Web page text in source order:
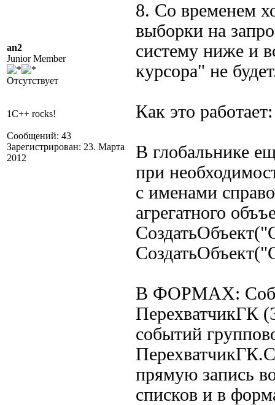
an2
Junior Member
Отсутствует
1C++ rocks!
Сообщений: 43
Зарегистрирован: 23. Марта
2012
8. Со временем
выборки на
систему ниже и
курсора" не
Как это работает:
В глобальнике
при
с именами
агрегатного
В ФОРМАХ:
ПерехватчикГК
событий
прямую запись
списков и в